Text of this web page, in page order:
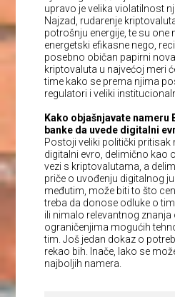
upravo je velika violatilnost
Najzad, rudarenje
potrošnju energije, te su one
energetski efikasne nego,
posebno običan papirni
kriptovaluta u najvećoj meri
time kako se prema njima
regulatori i veliki
Kako objašnjavate nameru
banke da uvede digitalni
Postoji veliki politički pritisak
digitalni evro, delimično kao
vezi s kriptovalutama, a
priče o uvođenju digitalnog
međutim, može biti to što
treba da donose odluke o
ili nimalo relevantnog
ograničenjima mogućih
tim. Još jedan dokaz o
rekao bih. Inače, lako se
najboljih namera.